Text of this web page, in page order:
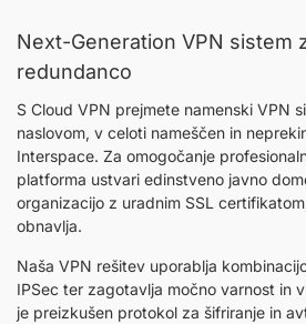
Next-Generation VPN sistem
redundanco
S Cloud VPN prejmete namenski VPN
naslovom, v celoti nameščen in
Interspace. Za omogočanje
platforma ustvari edinstveno javno
organizacijo z uradnim SSL
obnavlja.
Naša VPN rešitev uporablja
IPSec ter zagotavlja močno varnost in
je preizkušen protokol za šifriranje in